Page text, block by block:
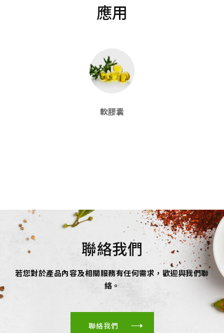
應用
軟膠囊
聯絡我們
若您對於產品內容及相關服務有任何需求，歡迎與我們聯
絡。
聯絡我們